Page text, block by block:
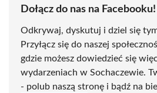
Dołącz do nas na Facebooku!
Odkrywaj, dyskutuj i dziel się
Przyłącz się do naszej
gdzie możesz dowiedzieć się
wydarzeniach w Sochaczewie.
- polub naszą stronę i bądź na